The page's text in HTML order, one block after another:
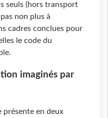
seuls (hors transport
non plus à
cadres conclues pour
le code du
imaginés par
présente en deux